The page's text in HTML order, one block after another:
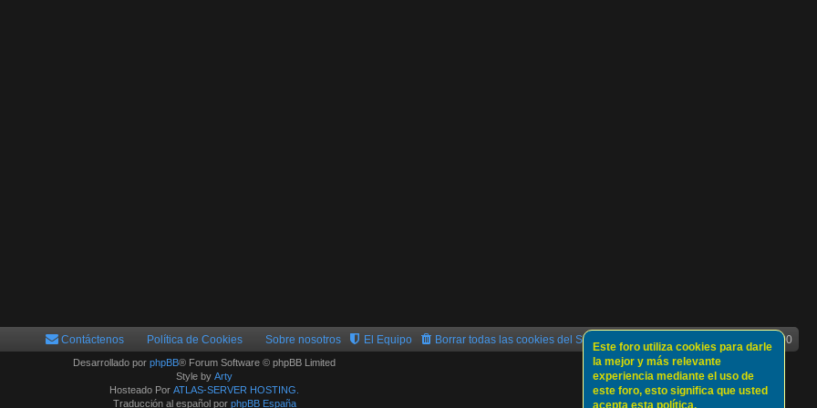
Este foro utiliza cookies para darle
la mejor y más relevante
experiencia mediante el uso de
este foro, esto significa que usted
acepta esta política.
Todos los horarios son UTC+02:00
Borrar todas las cookies del Sitio
El Equipo
Sobre nosotros
Política de Cookies
Contáctenos
Desarrollado por phpBB® Forum Software © phpBB Limited
Style by Arty
Hosteado Por ATLAS-SERVER HOSTING.
Traducción al español por phpBB España